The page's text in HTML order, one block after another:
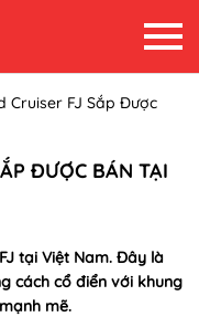
Cruiser FJ Sắp Được
ĐƯỢC BÁN TẠI
tại Việt Nam. Đây là
cách cổ điển với khung
mẽ.